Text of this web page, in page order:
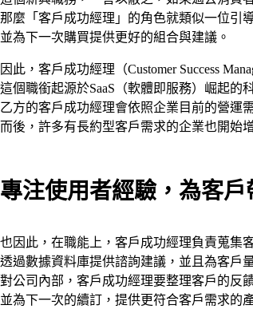
那麼「客戶成功經理」的角色就類似一位引
並為下一次購買提供更好的組合與建議。
因此，客戶成功經理（Customer Success
這個職銜起源於SaaS（軟體即服務）崛起的
乙方的客戶成功經理會依照企業目前的營運
而後，許多有長約型客戶需求的企業也開始
專注使用者經驗，為客戶
也因此，在職能上，客戶成功經理負責蒐集
透過數據資料庫提供諮詢建議，並且為客戶
對公司內部，客戶成功經理要整理客戶的反
並為下一次的續訂，提供更符合客戶需求的